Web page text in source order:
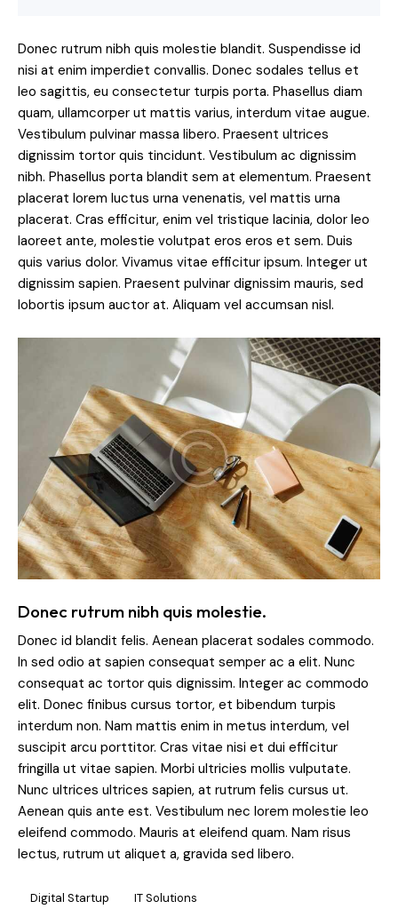
Donec rutrum nibh quis molestie blandit. Suspendisse id
nisi at enim imperdiet convallis. Donec sodales tellus et
leo sagittis, eu consectetur turpis porta. Phasellus diam
quam, ullamcorper ut mattis varius, interdum vitae augue.
Vestibulum pulvinar massa libero. Praesent ultrices
dignissim tortor quis tincidunt. Vestibulum ac dignissim
nibh. Phasellus porta blandit sem at elementum. Praesent
placerat lorem luctus urna venenatis, vel mattis urna
placerat. Cras efficitur, enim vel tristique lacinia, dolor leo
laoreet ante, molestie volutpat eros eros et sem. Duis
quis varius dolor. Vivamus vitae efficitur ipsum. Integer ut
dignissim sapien. Praesent pulvinar dignissim mauris, sed
lobortis ipsum auctor at. Aliquam vel accumsan nisl.
Donec rutrum nibh quis molestie.
Donec id blandit felis. Aenean placerat sodales commodo.
In sed odio at sapien consequat semper ac a elit. Nunc
consequat ac tortor quis dignissim. Integer ac commodo
elit. Donec finibus cursus tortor, et bibendum turpis
interdum non. Nam mattis enim in metus interdum, vel
suscipit arcu porttitor. Cras vitae nisi et dui efficitur
fringilla ut vitae sapien. Morbi ultricies mollis vulputate.
Nunc ultrices ultrices sapien, at rutrum felis cursus ut.
Aenean quis ante est. Vestibulum nec lorem molestie leo
eleifend commodo. Mauris at eleifend quam. Nam risus
lectus, rutrum ut aliquet a, gravida sed libero.
Digital Startup IT Solutions